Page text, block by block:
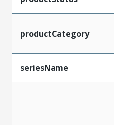
productCategory
seriesName